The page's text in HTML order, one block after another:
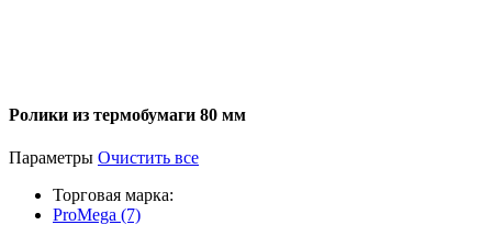
Ролики из термобумаги 80 мм
Параметры Очистить все
Торговая марка:
ProMega (7)